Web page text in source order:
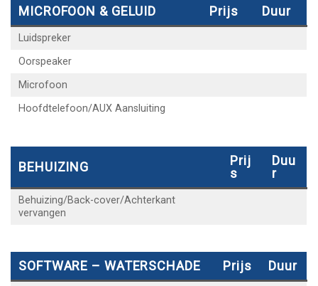
MICROFOON & GELUID Prijs Duur
Luidspreker
Oorspeaker
Microfoon
Hoofdtelefoon/AUX Aansluiting
BEHUIZING
Prij
S
Duu
R
Behuizing/Back-cover/Achterkant
vervangen
SOFTWARE – WATERSCHADE Prijs Duur